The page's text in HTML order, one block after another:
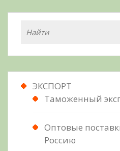
ЭКСПОРТ
Таможенный
Оптовые
Россию